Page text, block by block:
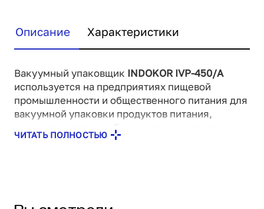
Описание Характеристики
Вакуумный упаковщик INDOKOR IVP-450/A
используется на предприятиях пищевой
промышленности и общественного питания для
вакуумной упаковки продуктов питания,
жидкости и готовых блюд, а также для упаковки
медикаментов, продукции электронной и
ЧИТАТЬ ПОЛНОСТЬЮ